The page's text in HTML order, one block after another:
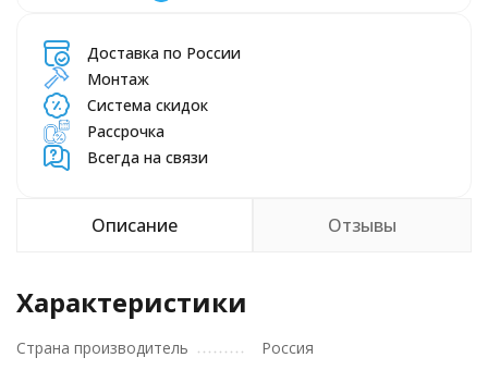
Доставка по России
Монтаж
Система скидок
Рассрочка
Всегда на связи
Описание Отзывы
Характеристики
Страна производитель
Россия